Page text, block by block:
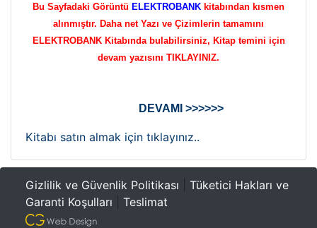
Bu Sayfadaki Görüntü ELEKTROBANK kitabından kısmen
alınmıştır. Daha net Yazı ve Çizimlerin tamamını
ELEKTROBANK Kitabında bulabilirsiniz, Kitap temini için
devam yazısını TIKLAYINIZ.
DEVAMI >>>>>>
Kitabı satın almak için tıklayınız..
Gizlilik ve Güvenlik Politikası
Tüketici Hakları ve
Garanti Koşulları
Teslimat